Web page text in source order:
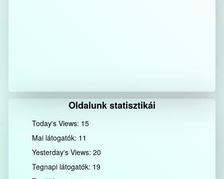
Oldalunk statisztikái
Today's Views: 15
Mai látogatók: 11
Yesterday's Views:20
Tegnapi látogatók: 19